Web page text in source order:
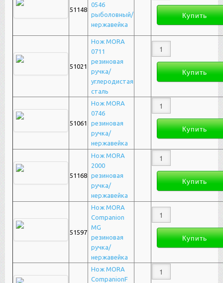
51148
0546
рыболовный/
нержавейка
51021
Нож MORA
0711
резиновая
ручка/
углеродистая
сталь
51061
Нож MORA
0746
резиновая
ручка/
нержавейка
51168
Нож MORA
2000
резиновая
ручка/
нержавейка
51597
Нож MORA
Companion
MG
резиновая
ручка/
нержавейка
Нож MORA
CompanionF